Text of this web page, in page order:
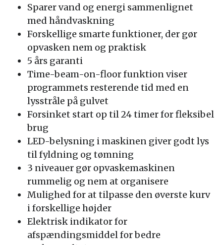
Sparer vand og energi sammenlignet
med håndvaskning
Forskellige smarte funktioner, der gør
opvasken nem og praktisk
5 års garanti
Time-beam-on-floor funktion viser
programmets resterende tid med en
lysstråle på gulvet
Forsinket start op til 24 timer for fleksibel
brug
LED-belysning i maskinen giver godt lys
til fyldning og tømning
3 niveauer gør opvaskemaskinen
rummelig og nem at organisere
Mulighed for at tilpasse den øverste kurv
i forskellige højder
Elektrisk indikator for
afspændingsmiddel for bedre